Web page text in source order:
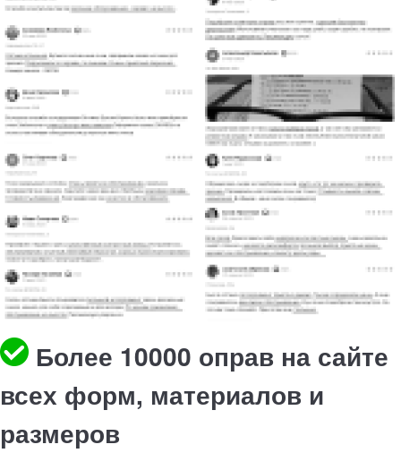
Более 10000 оправ на сайте
всех форм, материалов и
размеров